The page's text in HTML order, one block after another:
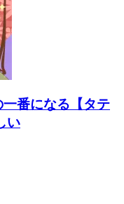
番になる【タテ
い